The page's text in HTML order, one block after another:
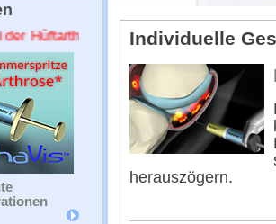
++++
Individuelle
herauszögern.